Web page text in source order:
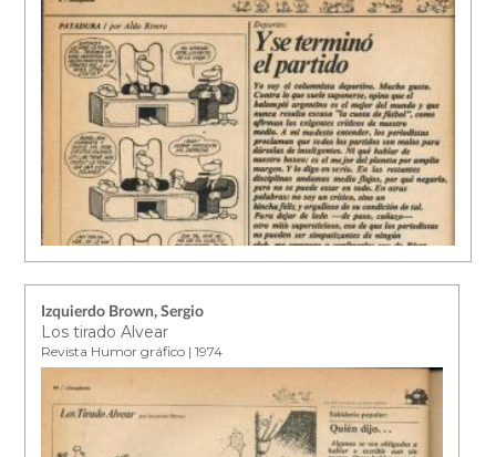
Izquierdo Brown, Sergio
Los tirado Alvear
Revista Humor gráfico | 1974